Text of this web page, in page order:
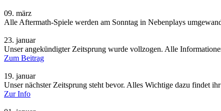
09. märz
Alle Aftermath-Spiele werden am Sonntag in Nebenplays
23. januar
Unser angekündigter Zeitsprung wurde vollzogen. Alle
Zum Beitrag
19. januar
Unser nächster Zeitsprung steht bevor. Alles Wichtige dazu findet
Zur Info